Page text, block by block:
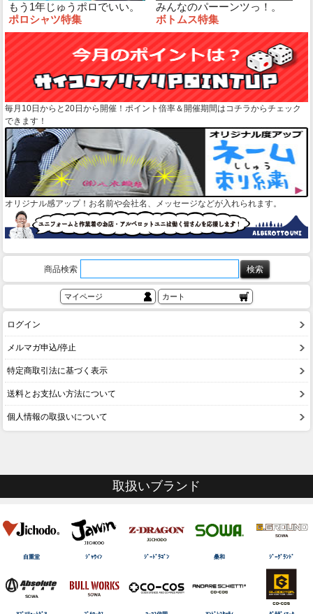
もう1年じゅうポロでいい。
ポロシャツ特集
みんなのパーーンツっ！。
ボトムス特集
毎月10日からと20日から開催！ポイント倍率＆開催期間はコチラからチェック
できます！
オリジナル感アップ！お名前や会社名、メッセージなどが入れられます。
商品検索
マイページ カート
ログイン
メルマガ申込/停止
特定商取引法に基づく表示
送料とお支払い方法について
個人情報の取扱いについて
取扱いブランド
自重堂 ｼﾞｬｳｨﾝ ｼﾞｰﾄﾞﾗｺﾞﾝ 桑和 ｼﾞｰｸﾞﾗﾝﾄﾞ